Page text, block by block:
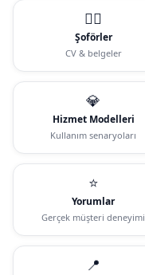
🧑‍✈️
Şoförler
CV & belgeler
💎
Hizmet Modelleri
Kullanım senaryoları
⭐
Yorumlar
Gerçek müşteri deneyimi
📍